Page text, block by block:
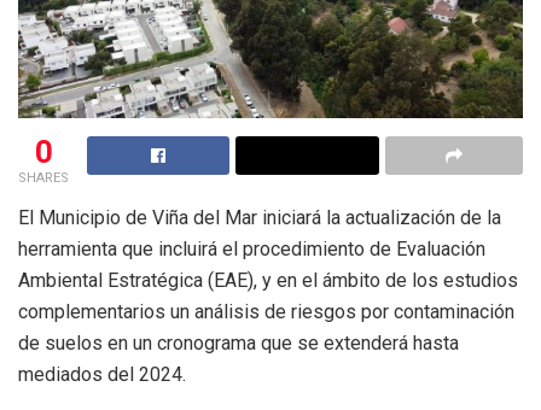
0
SHARES
El Municipio de Viña del Mar iniciará la actualización de la
herramienta que incluirá el procedimiento de Evaluación
Ambiental Estratégica (EAE), y en el ámbito de los estudios
complementarios un análisis de riesgos por contaminación
de suelos en un cronograma que se extenderá hasta
mediados del 2024.